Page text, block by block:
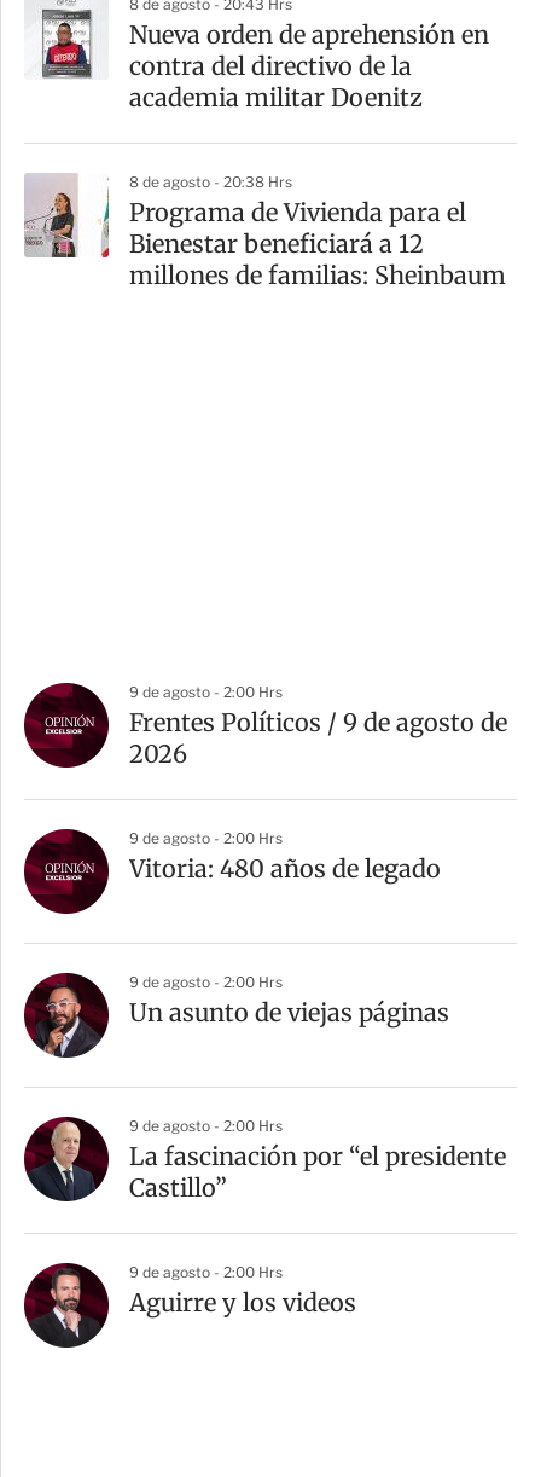
8 de agosto - 20:43 Hrs
Nueva orden de aprehensión en
contra del directivo de la
academia militar Doenitz
8 de agosto - 20:38 Hrs
Programa de Vivienda para el
Bienestar beneficiará a 12
millones de familias: Sheinbaum
9 de agosto - 2:00 Hrs
Frentes Políticos / 9 de agosto de
2026
9 de agosto - 2:00 Hrs
Vitoria: 480 años de legado
9 de agosto - 2:00 Hrs
Un asunto de viejas páginas
9 de agosto - 2:00 Hrs
La fascinación por “el presidente
Castillo”
9 de agosto - 2:00 Hrs
Aguirre y los videos